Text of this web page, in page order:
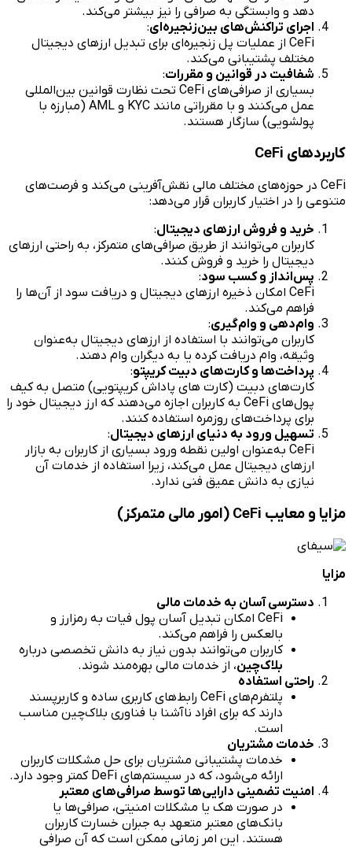
دهد و وابستگی به صرافی را نیز بیشتر می‌کند.
اجرای تراکنش‌های بین‌زنجیره‌ای:
CeFi از عملیات پل‌ زنجیره‌ای برای تبدیل ارزهای دیجیتال
مختلف پشتیبانی می‌کند.
شفافیت در قوانین و مقررات:
بسیاری از صرافی‌های CeFi تحت نظارت قوانین بین‌المللی
عمل می‌کنند و با مقرراتی مانند KYC و AML (مبارزه با
پولشویی) سازگار هستند.
کاربردهای CeFi
CeFi در حوزه‌های مختلف مالی نقش‌آفرینی می‌کند و فرصت‌های
متنوعی را در اختیار کاربران قرار می‌دهد:
خرید و فروش ارزهای دیجیتال:
کاربران می‌توانند از طریق صرافی‌های متمرکز، به راحتی ارزهای
دیجیتال را خرید و فروش کنند.
پس‌انداز و کسب سود:
CeFi امکان ذخیره ارزهای دیجیتال و دریافت سود از آن‌ها را
فراهم می‌کند.
وام‌دهی و وام‌گیری:
کاربران می‌توانند با استفاده از ارزهای دیجیتال به‌عنوان
وثیقه، وام دریافت کرده یا به دیگران وام دهند.
پرداخت‌ها و کارت‌های دبیت کریپتو:
کارت‌های دبیت (کارت ‌های پاداش کریپتویی) متصل به کیف
پول‌های CeFi به کاربران اجازه می‌دهند که ارز دیجیتال خود را
برای پرداخت‌های روزمره استفاده کنند.
تسهیل ورود به دنیای ارزهای دیجیتال:
CeFi به‌عنوان اولین نقطه ورود بسیاری از کاربران به بازار
ارزهای دیجیتال عمل می‌کند، زیرا استفاده از خدمات آن
نیازی به دانش عمیق فنی ندارد.
مزایا و معایب CeFi (امور مالی متمرکز)
مزایا
دسترسی آسان به خدمات مالی
CeFi امکان تبدیل آسان پول فیات به رمزارز و
بالعکس را فراهم می‌کند.
کاربران می‌توانند بدون نیاز به دانش تخصصی درباره
بلاک‌چین، از خدمات مالی بهره‌مند شوند.
راحتی استفاده
پلتفرم‌های CeFi رابط‌های کاربری ساده و کاربرپسند
دارند که برای افراد ناآشنا با فناوری بلاک‌چین مناسب
است.
خدمات مشتریان
خدمات پشتیبانی مشتریان برای حل مشکلات کاربران
ارائه می‌شود، که در سیستم‌های DeFi کمتر وجود دارد.
امنیت تضمینی دارایی‌ها توسط صرافی‌های معتبر
در صورت هک یا مشکلات امنیتی، صرافی‌ها یا
بانک‌های معتبر متعهد به جبران خسارت کاربران
هستند. این امر زمانی ممکن است که آن صرافی